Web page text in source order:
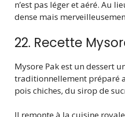
n’est pas léger et aéré. Au
dense mais
22. Recette
Mysore Pak est un dessert
traditionnellement préparé
pois chiches, du sirop de